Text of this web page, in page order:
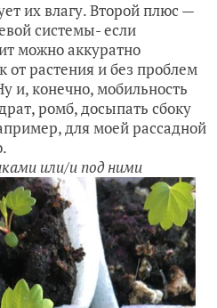
их влагу. Второй плюс —
системы- если
можно аккуратно
от растения и без проблем
и, конечно, мобильность
ромб, досыпать сбоку
для моей рассадной
или/и под ними